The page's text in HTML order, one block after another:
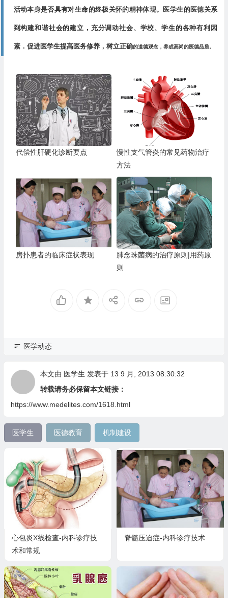
活动本身是否具有对生命的终极关怀的精神体现。医学生的医德关系
到构建和谐社会的建立，充分调动社会、学校、学生的各种有利因
素．促进医学生提高医务修养，树立正确的道德观念，养成高尚的医德品质。
代偿性肝硬化诊断要点
慢性支气管炎的常见药物治疗
方法
房扑患者的临床症状表现
肺念珠菌病的治疗原则|用药原
则
医学动态
本文由 医学生 发表于 13 9 月, 2013 08:30:32
转载请务必保留本文链接：
https://www.medelites.com/1618.html
医学生 医德教育 机制建设
心包炎X线检查-内科诊疗技
术和常规
脊髓压迫症-内科诊疗技术